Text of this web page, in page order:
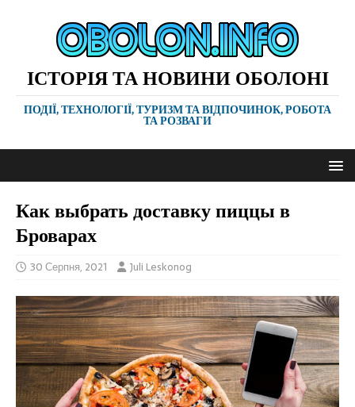
ІСТОРІЯ ТА НОВИНИ ОБОЛОНІ
ПОДІЇ, ТЕХНОЛОГІЇ, ТУРИЗМ ТА ВІДПОЧИНОК, РОБОТА
ТА РОЗВАГИ
Как выбрать доставку пиццы в
Броварах
30 Серпня, 2021 Juli Leskonog